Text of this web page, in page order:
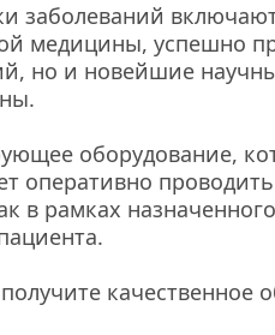
заболеваний
медицины, успешно
но и новейшие
оборудование,
оперативно
в рамках
качественное